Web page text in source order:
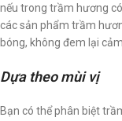
nếu trong trầm hương
các sản phẩm trầm
bóng, không đem lại
Dựa theo mùi vị
Bạn có thể phân biệt